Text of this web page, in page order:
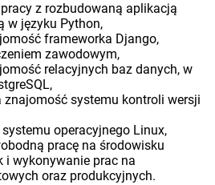
z rozbudowaną aplikacją
w języku Python,
frameworka Django,
zawodowym,
relacyjnych baz danych, w
znajomość systemu kontroli wersji
operacyjnego Linux,
pracę na środowisku
i wykonywanie prac na
oraz produkcyjnych.